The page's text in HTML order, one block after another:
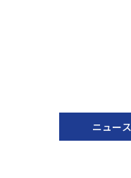
ニュース